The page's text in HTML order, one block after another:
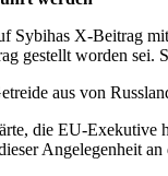
Sybihas X-Beitrag
gestellt worden sei.
aus von
die EU-
Angelegenheit